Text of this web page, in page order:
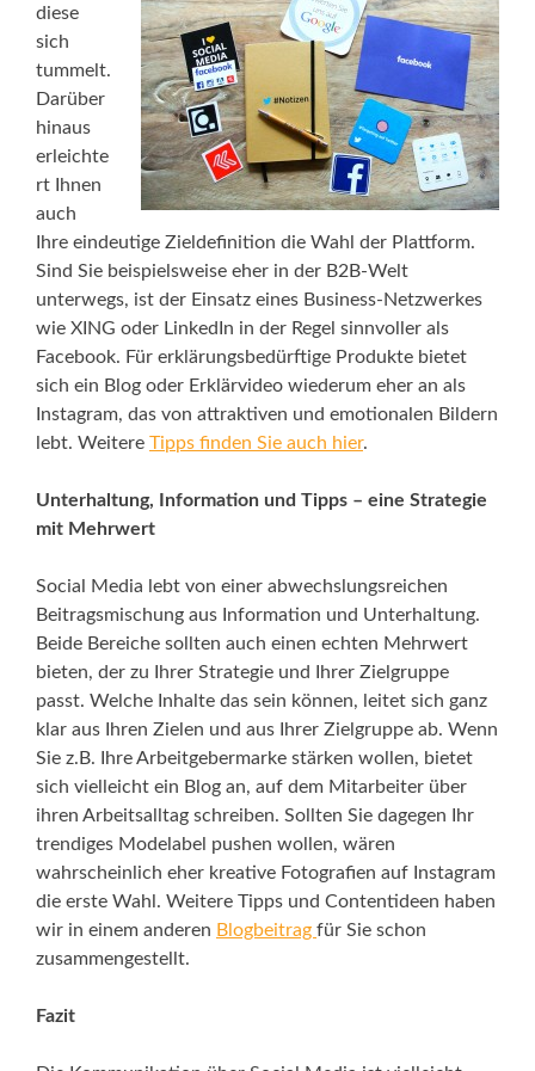
diese
sich
tummelt.
Darüber
hinaus
erleichte
rt Ihnen
auch
Ihre eindeutige Zieldefinition die Wahl der Plattform.
Sind Sie beispielsweise eher in der B2B-Welt
unterwegs, ist der Einsatz eines Business-Netzwerkes
wie XING oder LinkedIn in der Regel sinnvoller als
Facebook. Für erklärungsbedürftige Produkte bietet
sich ein Blog oder Erklärvideo wiederum eher an als
Instagram, das von attraktiven und emotionalen Bildern
lebt. Weitere Tipps finden Sie auch hier.
Unterhaltung, Information und Tipps – eine Strategie
mit Mehrwert
Social Media lebt von einer abwechslungsreichen
Beitragsmischung aus Information und Unterhaltung.
Beide Bereiche sollten auch einen echten Mehrwert
bieten, der zu Ihrer Strategie und Ihrer Zielgruppe
passt. Welche Inhalte das sein können, leitet sich ganz
klar aus Ihren Zielen und aus Ihrer Zielgruppe ab. Wenn
Sie z.B. Ihre Arbeitgebermarke stärken wollen, bietet
sich vielleicht ein Blog an, auf dem Mitarbeiter über
ihren Arbeitsalltag schreiben. Sollten Sie dagegen Ihr
trendiges Modelabel pushen wollen, wären
wahrscheinlich eher kreative Fotografien auf Instagram
die erste Wahl. Weitere Tipps und Contentideen haben
wir in einem anderen Blogbeitrag für Sie schon
zusammengestellt.
Fazit